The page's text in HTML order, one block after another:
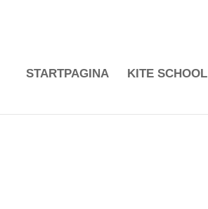
STARTPAGINA KITE SCHOOL